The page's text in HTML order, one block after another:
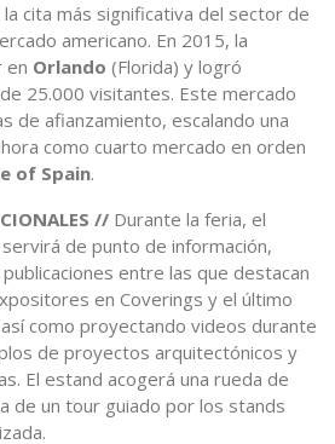
cita más significativa del sector de
americano. En 2015, la
en Orlando (Florida) y logró
25.000 visitantes. Este mercado
de afianzamiento, escalando una
como cuarto mercado en orden
of Spain.
// Durante la feria, el
de punto de información,
entre las que destacan
en Coverings y el último
como proyectando videos durante
de proyectos arquitectónicos y
El estand acogerá una rueda de
de un tour guiado por los stands